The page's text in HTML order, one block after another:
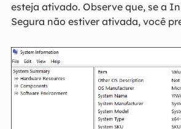
esteja ativado. Observe que, se a
Segura não estiver ativada, você